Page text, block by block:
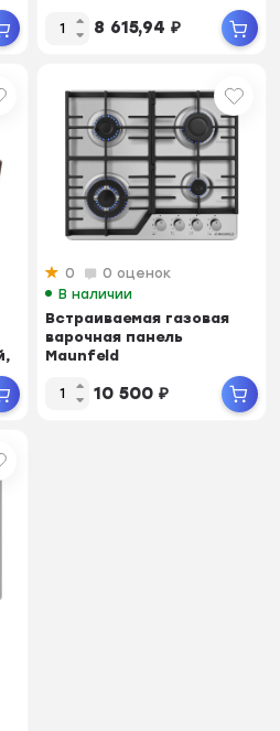
8 615,94 ₽
0
0 оценок
В наличии
Встраиваемая газовая
варочная панель
Maunfeld
EGHS.64.73CS/G, 4-конф.
(1-WOK) ...
10 500 ₽